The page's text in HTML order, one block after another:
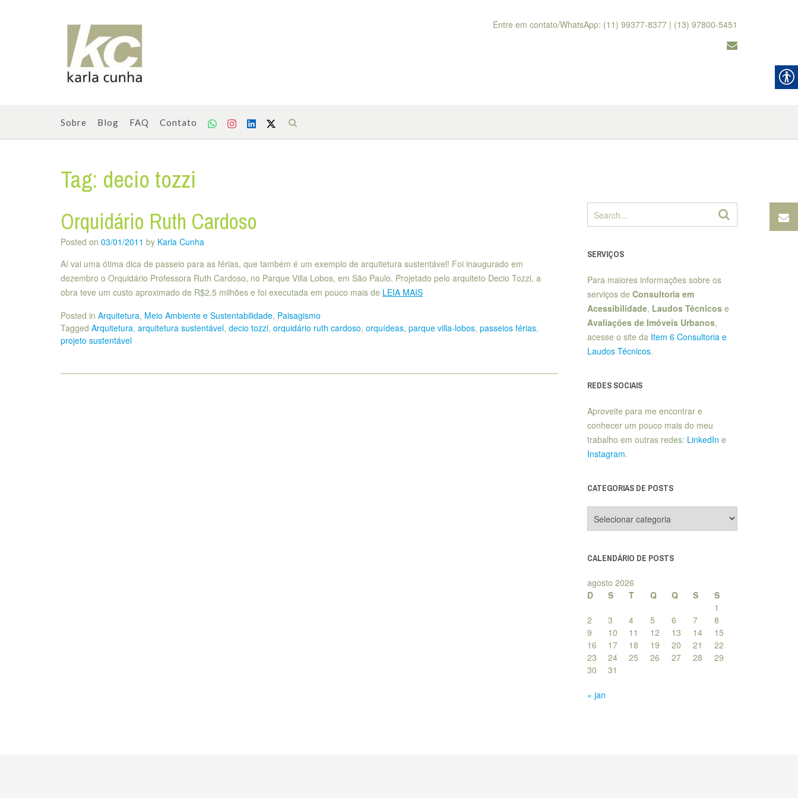
Entre em contato/WhatsApp: (11) 99377-8377 | (13) 97800-5451
Sobre Blog FAQ Contato
Tag: decio tozzi
Orquidário Ruth Cardoso
Posted on 03/01/2011 by Karla Cunha
Aí vai uma ótima dica de passeio para as férias, que também é um exemplo de arquitetura sustentável! Foi inaugurado em
dezembro o Orquidário Professora Ruth Cardoso, no Parque Villa Lobos, em São Paulo. Projetado pelo arquiteto Decio Tozzi, a
obra teve um custo aproximado de R$2,5 milhões e foi executada em pouco mais de LEIA MAIS
Posted in Arquitetura, Meio Ambiente e Sustentabilidade, Paisagismo
Tagged Arquitetura, arquitetura sustentável, decio tozzi, orquidário ruth cardoso, orquídeas, parque villa-lobos, passeios férias,
projeto sustentável
SERVIÇOS
Para maiores informações sobre os
serviços de Consultoria em
Acessibilidade, Laudos Técnicose
Avaliações de Imóveis Urbanos,
acesse o site da Item 6 Consultoria e
Laudos Técnicos.
REDES SOCIAIS
Aproveite para me encontrar e
conhecer um pouco mais do meu
trabalho em outras redes: LinkedIn e
Instagram.
CATEGORIAS DE POSTS
de
CALENDÁRIO DE POSTS
agosto 2026
D
S T Q Q S
S
1
2
3 4 5 6 7
8
9
10 11 12 13 14
15
16
17 18 19 20 21
22
23
24 25 26 27 28
29
30
31
« jan